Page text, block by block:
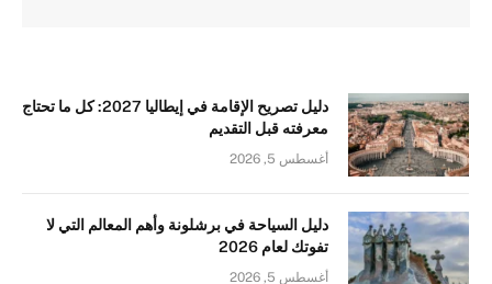
دليل تصريح الإقامة في إيطاليا 2027: كل ما تحتاج
معرفته قبل التقديم
أغسطس 5, 2026
دليل السياحة في برشلونة وأهم المعالم التي لا
تفوتك لعام 2026
أغسطس 5, 2026